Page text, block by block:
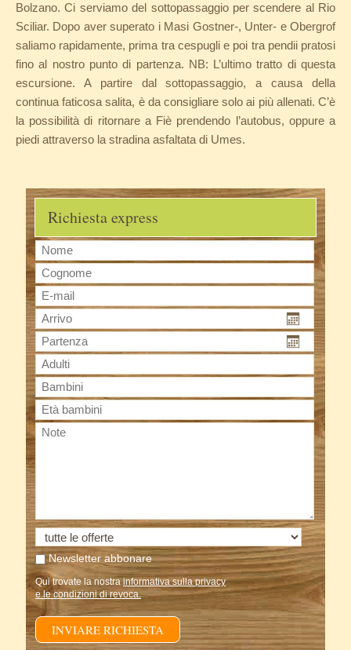
Bolzano. Ci serviamo del sottopassaggio per scendere al Rio
Sciliar. Dopo aver superato i Masi Gostner-, Unter- e Obergrof
saliamo rapidamente, prima tra cespugli e poi tra pendii pratosi
fino al nostro punto di partenza. NB: L’ultimo tratto di questa
escursione. A partire dal sottopassaggio, a causa della
continua faticosa salita, è da consigliare solo ai più allenati. C’è
la possibilità di ritornare a Fiè prendendo l’autobus, oppure a
piedi attraverso la stradina asfaltata di Umes.
Richiesta express
Newsletter abbonare
Qui trovate la nostrainformativa sulla privacy
e le condizioni di revoca.
INVIARE RICHIESTA